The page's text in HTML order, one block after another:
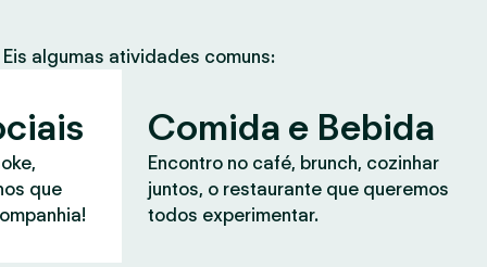
algumas atividades comuns:
que
Comida e Bebida
Encontro no café, brunch, cozinhar
juntos, o restaurante que queremos
todos experimentar.